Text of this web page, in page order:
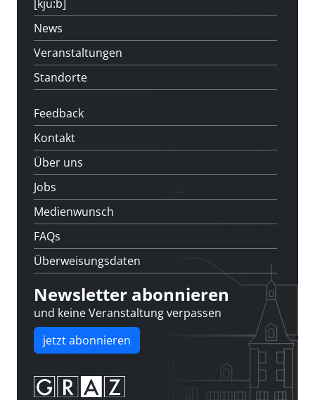
[kju:b]
News
Veranstaltungen
Standorte
Feedback
Kontakt
Über uns
Jobs
Medienwunsch
FAQs
Überweisungsdaten
Newsletter abonnieren
und keine Veranstaltung verpassen
jetzt abonnieren